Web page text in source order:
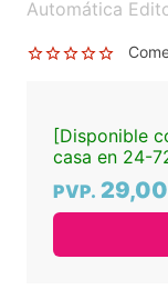
Automática
[Disponible
casa en 24-
PVP.